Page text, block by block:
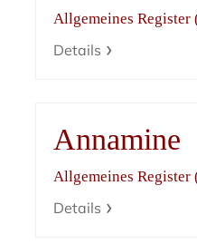
Allgemeines Register
Details
Annamine
Allgemeines Register
Details